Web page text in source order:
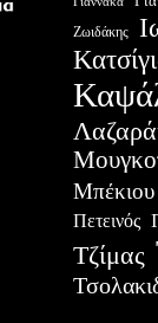
Ζωιδάκης
Μπέκιου
Πετεινός
Τζίμας